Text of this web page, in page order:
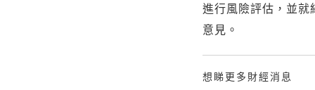
進行風險評估，並就
意見。
想睇更多財經消息